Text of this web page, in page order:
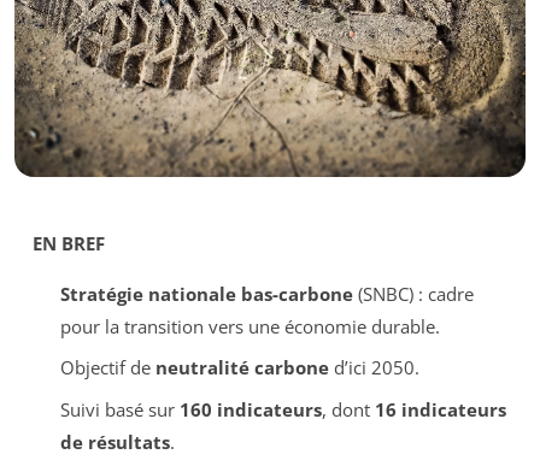
EN BREF
Stratégie nationale bas-carbone(SNBC) : cadre
pour la transition vers une économie durable.
Objectif de neutralité carboned’ici 2050.
Suivi basé sur 160 indicateurs, dont 16 indicateurs
de résultats.